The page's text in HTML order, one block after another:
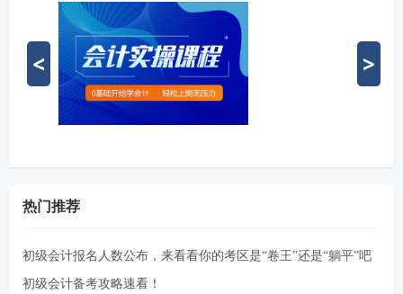
热门推荐
初级会计报名人数公布，来看看你的考区是“卷王”还是“躺平”吧
初级会计备考攻略速看！